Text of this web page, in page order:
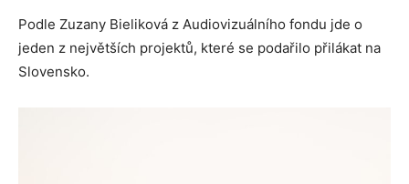
Podle Zuzany Bieliková z Audiovizuálního fondu jde o
jeden z největších projektů, které se podařilo přilákat na
Slovensko.